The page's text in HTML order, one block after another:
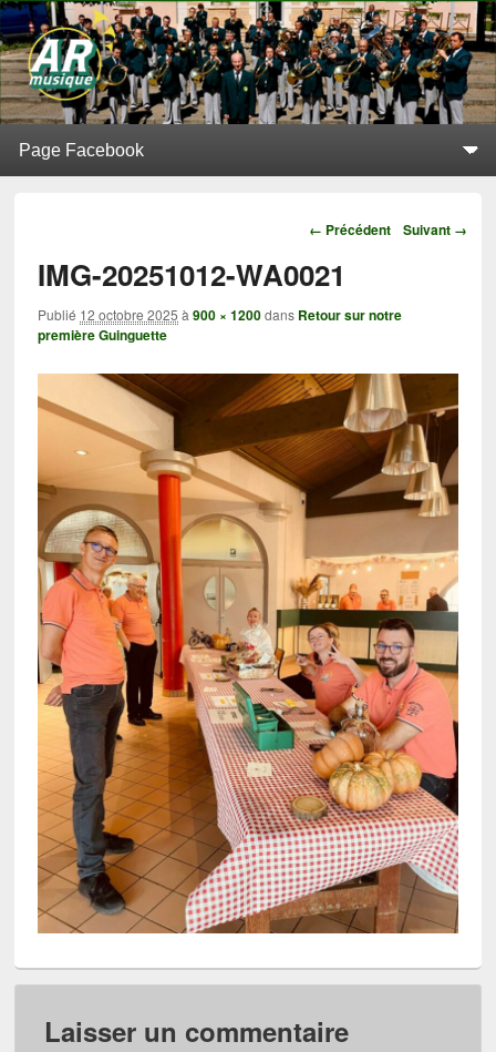
L'Alerte de Replonges
BATTERIE-FANFARE SITUÉE À REPLONGES (AIN)
Navigation
← Précédent Suivant →
IMG-20251012-WA0021
Publié 12 octobre 2025 à900 × 1200dans Retour sur notre
première Guinguette
Laisser un commentaire